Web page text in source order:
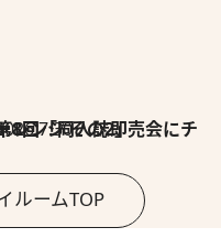
回「同人誌即売会にチャレンジ その2」
ルームTOP